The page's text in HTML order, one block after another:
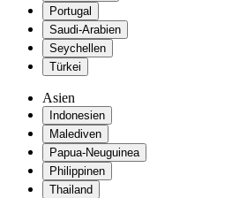
Portugal
Saudi-Arabien
Seychellen
Türkei
Asien
Indonesien
Malediven
Papua-Neuguinea
Philippinen
Thailand